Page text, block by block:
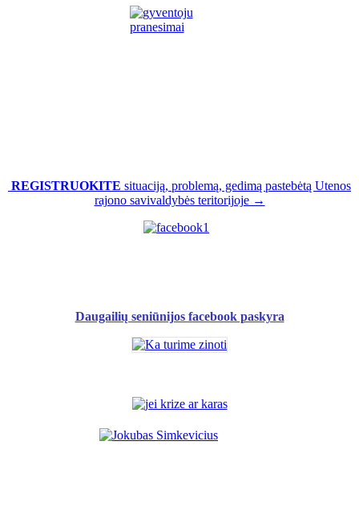
REGISTRUOKITE situaciją, problemą, gedimą pastebėtą Utenos
rajono savivaldybės teritorijoje →
Daugailių seniūnijos facebook paskyra